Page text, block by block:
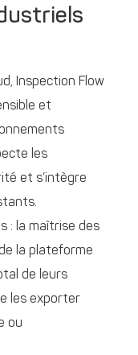
Inspection Flow
et
les
et s’intègre
: la maîtrise des
la plateforme
de leurs
les exporter
ou